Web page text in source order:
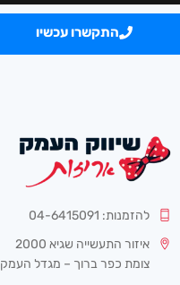
התקשרו עכשיו
להזמנות: 04-6415091
איזור התעשייה שגיא 2000
צומת כפר ברוך – מגדל העמק